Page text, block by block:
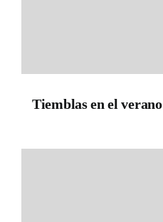
Tiemblas en el verano